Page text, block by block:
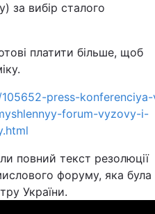
за вибір сталого
платити більше, щоб
press-
forum-vyzovy-i-
повний текст резолюції
форуму, яка була
України.